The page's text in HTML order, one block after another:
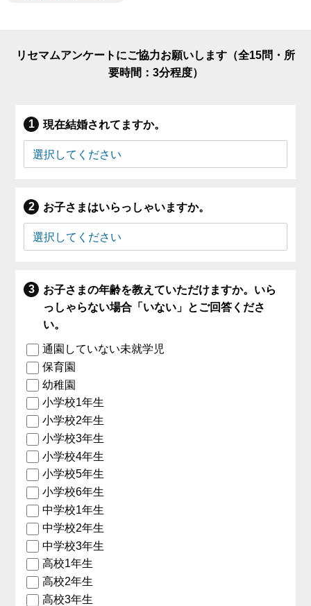
リセマムアンケートにご協力お願いします（全15問・所
要時間：3分程度）
現在結婚されてますか。
お子さまはいらっしゃいますか。
お子さまの年齢を教えていただけますか。いら
っしゃらない場合「いない」とご回答くださ
い。
通園していない未就学児
保育園
幼稚園
小学校1年生
小学校2年生
小学校3年生
小学校4年生
小学校5年生
小学校6年生
中学校1年生
中学校2年生
中学校3年生
高校1年生
高校2年生
高校3年生